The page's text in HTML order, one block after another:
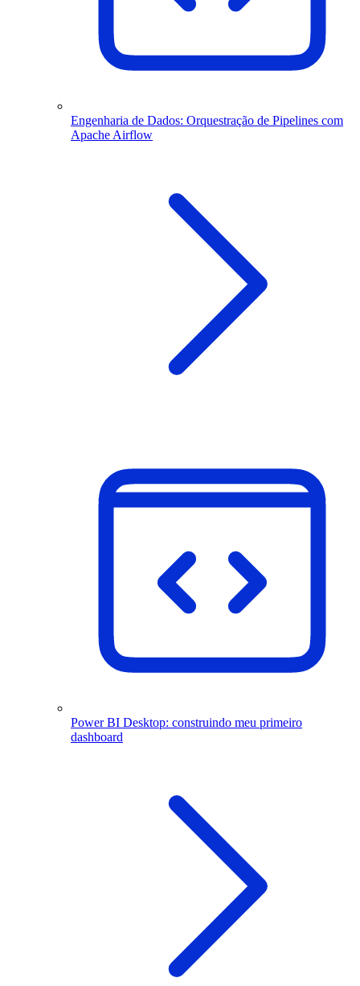
Engenharia de Dados: Orquestração de Pipelines com
Apache Airflow
Power BI Desktop: construindo meu primeiro
dashboard